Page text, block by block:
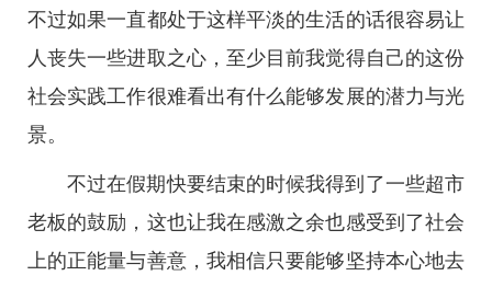
不过如果一直都处于这样平淡的生活的话很容易让
人丧失一些进取之心，至少目前我觉得自己的这份
社会实践工作很难看出有什么能够发展的潜力与光
景。
不过在假期快要结束的时候我得到了一些超市
老板的鼓励，这也让我在感激之余也感受到了社会
上的正能量与善意，我相信只要能够坚持本心地去